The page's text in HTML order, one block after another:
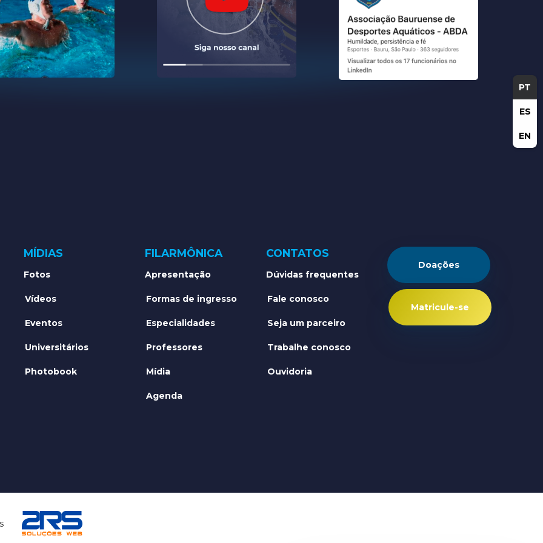
PT
ES
EN
MÍDIAS
Fotos
Vídeos
Eventos
Universitários
Photobook
FILARMÔNICA
Apresentação
Formas de ingresso
Especialidades
Professores
Mídia
Agenda
CONTATOS
Dúvidas frequentes
Fale conosco
Seja um parceiro
Trabalhe conosco
Ouvidoria
Doações
Matricule-se